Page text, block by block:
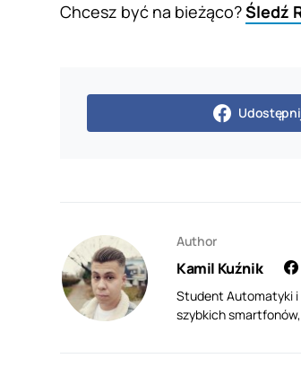
Chcesz być na bieżąco?Śledź
Author
Kamil Kuźnik
Student Automatyki i
szybkich